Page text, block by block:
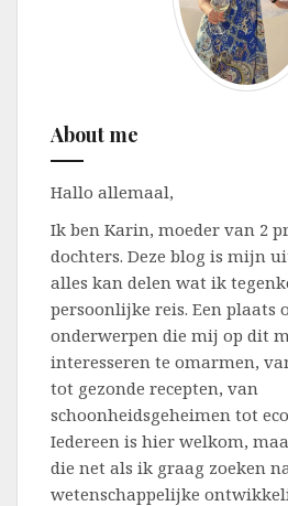
About me
Hallo allemaal,
Ik ben Karin, moeder van 2
dochters. Deze blog is mijn
alles kan delen wat ik
persoonlijke reis. Een plaats
onderwerpen die mij op dit
interesseren te omarmen,
tot gezonde recepten, van
schoonheidsgeheimen tot
Iedereen is hier welkom,
die net als ik graag zoeken
wetenschappelijke